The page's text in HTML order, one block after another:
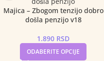
Majica – Zbogom tenzijo dobro
došla penzijo v18
1.890 RSD
ODABERITE OPCIJE